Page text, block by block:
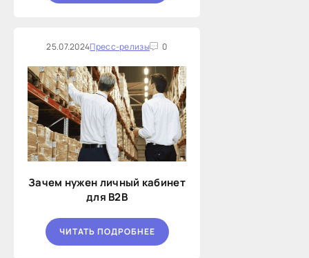
25.07.2024Пресс-релизы 0
Зачем нужен личный кабинет
для B2B
ЧИТАТЬ ПОДРОБНЕЕ